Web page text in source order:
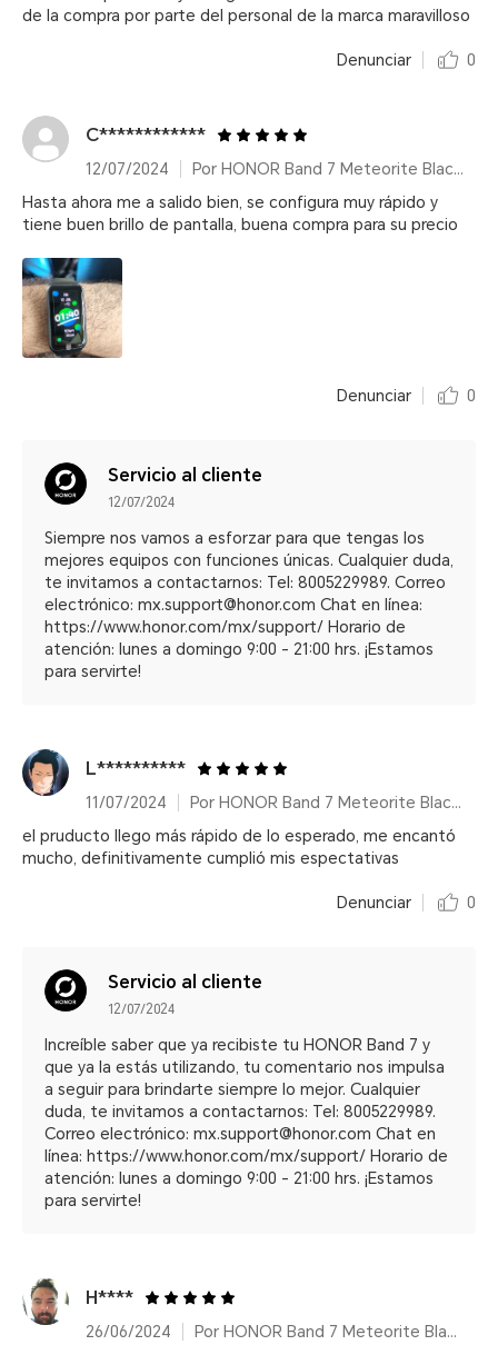
de la compra por parte del personal de la marca maravilloso
Denunciar 0
C************
12/07/2024
Por HONOR Band 7 Meteorite Black/14 días de duración de batería
Hasta ahora me a salido bien, se configura muy rápido y
tiene buen brillo de pantalla, buena compra para su precio
Denunciar 0
Servicio al cliente
12/07/2024
Siempre nos vamos a esforzar para que tengas los
mejores equipos con funciones únicas. Cualquier duda,
te invitamos a contactarnos: Tel: 8005229989. Correo
electrónico: mx.support@honor.com Chat en línea:
https://www.honor.com/mx/support/ Horario de
atención: lunes a domingo 9:00 - 21:00 hrs. ¡Estamos
para servirte!
L**********
11/07/2024
Por HONOR Band 7 Meteorite Black/14 días de duración de batería
el pruducto llego más rápido de lo esperado, me encantó
mucho, definitivamente cumplió mis espectativas
Denunciar 0
Servicio al cliente
12/07/2024
Increíble saber que ya recibiste tu HONOR Band 7 y
que ya la estás utilizando, tu comentario nos impulsa
a seguir para brindarte siempre lo mejor. Cualquier
duda, te invitamos a contactarnos: Tel: 8005229989.
Correo electrónico: mx.support@honor.com Chat en
línea: https://www.honor.com/mx/support/ Horario de
atención: lunes a domingo 9:00 - 21:00 hrs. ¡Estamos
para servirte!
H****
26/06/2024
Por HONOR Band 7 Meteorite Black/14 días de duración de batería